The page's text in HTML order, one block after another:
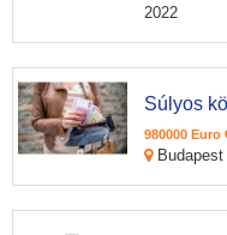
2022
Súlyos
980000 Euro
Budapest